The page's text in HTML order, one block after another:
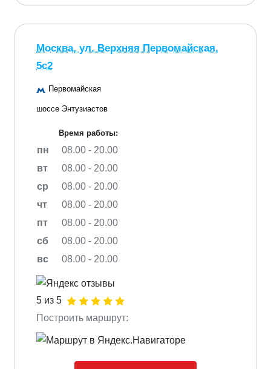
Москва, ул. Верхняя Первомайская,
5с2
Первомайская
шоссе Энтузиастов
Время работы:
пн
08.00 - 20.00
вт
08.00 - 20.00
ср
08.00 - 20.00
чт
08.00 - 20.00
пт
08.00 - 20.00
сб
08.00 - 20.00
вс
08.00 - 20.00
5 из 5
Построить маршрут: